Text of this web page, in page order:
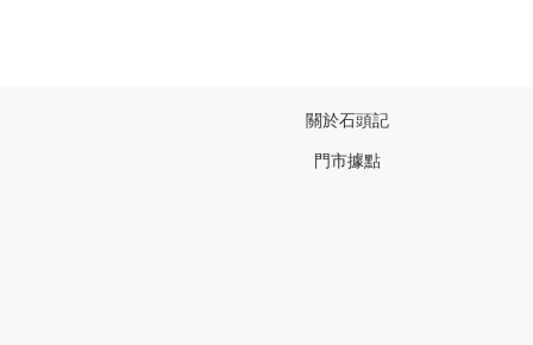
關於石頭記
門市據點